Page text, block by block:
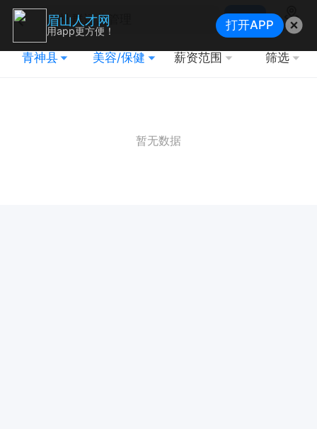
搜索
地图
青神县 美容/保健 薪资范围 筛选
暂无数据
眉山人才网
用app更方便！ 打开APP